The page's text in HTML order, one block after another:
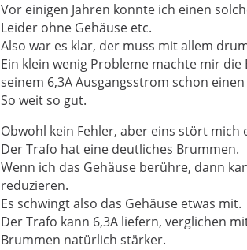
Vor einigen Jahren konnte ich einen
Leider ohne Gehäuse etc.
Also war es klar, der muss mit allem
Ein klein wenig Probleme machte mir
seinem 6,3A Ausgangsstrom schon
So weit so gut.
Obwohl kein Fehler, aber eins stört mich
Der Trafo hat eine deutliches Brummen.
Wenn ich das Gehäuse berühre, dann
reduzieren.
Es schwingt also das Gehäuse etwas mit.
Der Trafo kann 6,3A liefern, verglichen
Brummen natürlich stärker.